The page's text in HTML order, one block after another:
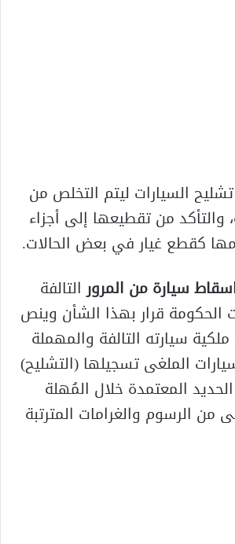
السيارات ليتم التخلص من
والتأكد من تقطيعها إلى أجزاء
كقطع غيار في بعض الحالات.
سيارة من المرورالتالفة
الحكومة قرار بهذا الشأن وينص
سيارته التالفة والمهملة
الملغى تسجيلها (التشليح)
المعتمدة خلال المُهلة
من الرسوم والغرامات المترتبة